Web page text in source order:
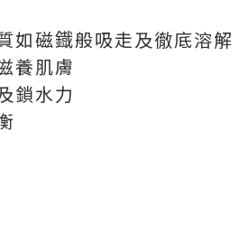
如磁鐡般吸走及徹底溶解
養肌膚
鎖水力